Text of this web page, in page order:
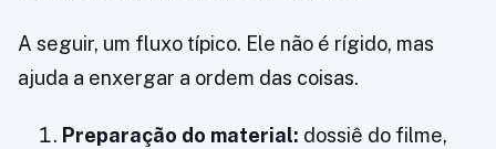
A seguir, um fluxo típico. Ele não é rígido, mas
ajuda a enxergar a ordem das coisas.
Preparação do material: dossiê do filme,